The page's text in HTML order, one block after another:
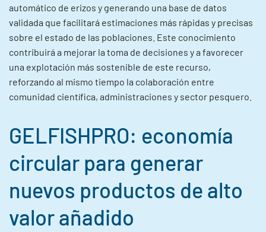
automático de erizos y generando una base de datos
validada que facilitará estimaciones más rápidas y precisas
sobre el estado de las poblaciones. Este conocimiento
contribuirá a mejorar la toma de decisiones y a favorecer
una explotación más sostenible de este recurso,
reforzando al mismo tiempo la colaboración entre
comunidad científica, administraciones y sector pesquero.
GELFISHPRO: economía
circular para generar
nuevos productos de alto
valor añadido